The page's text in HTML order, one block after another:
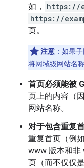
如， https://
https://
页。
注意 ：如果
将网域级网站名
首页必须能被
页上的内容（
网站名称。
对于包含重复
重复首页（例
www 版本和非
页（而不仅仅